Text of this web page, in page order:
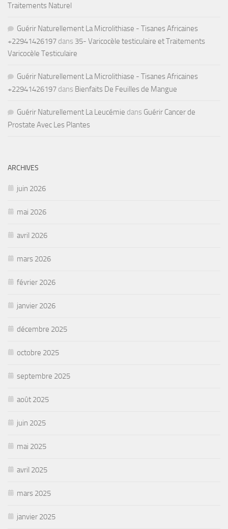
Traitements Naturel
Guérir Naturellement La Microlithiase - Tisanes Africaines
+22941426197 dans 35- Varicocèle testiculaire et Traitements
Varicocèle Testiculaire
Guérir Naturellement La Microlithiase - Tisanes Africaines
+22941426197 dans Bienfaits De Feuilles de Mangue
Guérir Naturellement La Leucémie dans Guérir Cancer de
Prostate Avec Les Plantes
ARCHIVES
juin 2026
mai 2026
avril 2026
mars 2026
février 2026
janvier 2026
décembre 2025
octobre 2025
septembre 2025
août 2025
juin 2025
mai 2025
avril 2025
mars 2025
janvier 2025